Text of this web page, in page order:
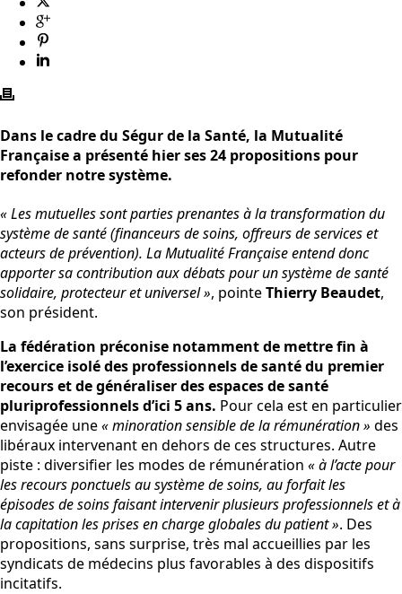
Dans le cadre du Ségur de la Santé, la Mutualité
Française a présenté hier ses 24 propositions pour
refonder notre système.
« Les mutuelles sont parties prenantes à la transformation du
système de santé (financeurs de soins, offreurs de services et
acteurs de prévention). La Mutualité Française entend donc
apporter sa contribution aux débats pour un système de santé
solidaire, protecteur et universel », pointeThierry Beaudet,
son président.
La fédération préconise notamment de mettre fin à
l’exercice isolé des professionnels de santé du premier
recours et de généraliser des espaces de santé
pluriprofessionnels d’ici 5 ans. Pour cela est en particulier
envisagée une« minoration sensible de la rémunération » des
libéraux intervenant en dehors de ces structures. Autre
piste : diversifier les modes de rémunération « à l’acte pour
les recours ponctuels au système de soins, au forfait les
épisodes de soins faisant intervenir plusieurs professionnels et à
la capitation les prises en charge globales du patient ». Des
propositions, sans surprise, très mal accueillies par les
syndicats de médecins plus favorables à des dispositifs
incitatifs.